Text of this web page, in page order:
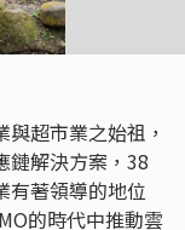
超市業之始祖，
鏈解決方案，38
有著領導的地位
的時代中推動雲